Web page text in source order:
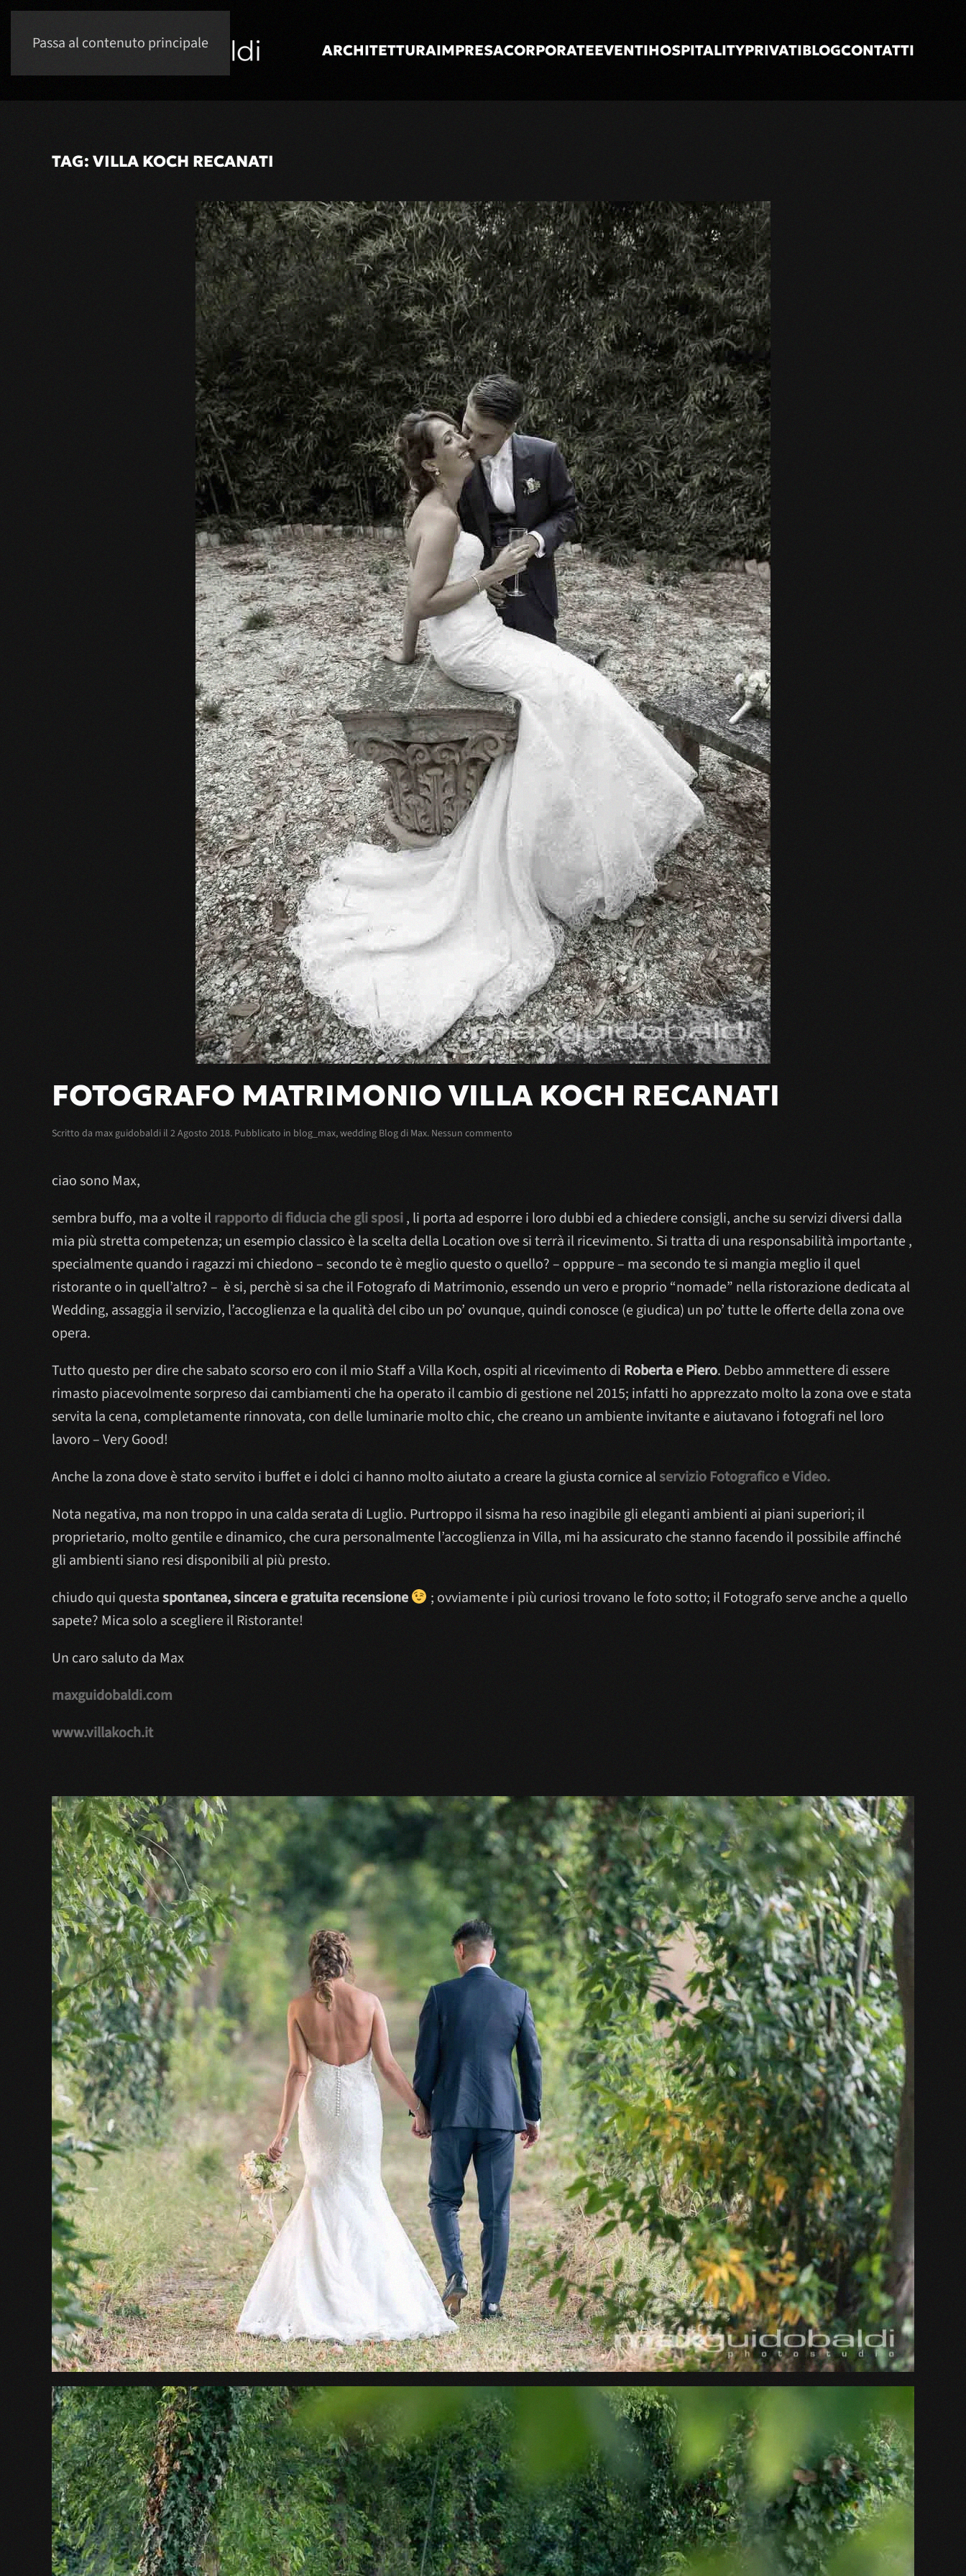
Passa al contenuto principale ARCHITETTURAIMPRESACORPORATEEVENTIHOSPITALITYPRIVATIBLOGCONTATTI
TAG: VILLA KOCH RECANATI
FOTOGRAFO MATRIMONIO VILLA KOCH RECANATI
Scritto da max guidobaldi il 2 Agosto 2018. Pubblicato in blog_max,wedding Blog di Max. Nessun commento
ciao sono Max,
sembra buffo, ma a volte ilrapporto di fiducia che gli sposi, li porta ad esporre i loro dubbi ed a chiedere consigli, anche su servizi diversi dalla
mia più stretta competenza; un esempio classico è la scelta della Location ove si terrà il ricevimento. Si tratta di una responsabilità importante ,
specialmente quando i ragazzi mi chiedono – secondo te è meglio questo o quello? – opppure – ma secondo te si mangia meglio il quel
ristorante o in quell’altro? – è si, perchè si sa che il Fotografo di Matrimonio, essendo un vero e proprio “nomade” nella ristorazione dedicata al
Wedding, assaggia il servizio, l’accoglienza e la qualità del cibo un po’ ovunque, quindi conosce (e giudica) un po’ tutte le offerte della zona ove
opera.
Tutto questo per dire che sabato scorso ero con il mio Staff a Villa Koch, ospiti al ricevimento di Roberta e Piero. Debbo ammettere di essere
rimasto piacevolmente sorpreso dai cambiamenti che ha operato il cambio di gestione nel 2015; infatti ho apprezzato molto la zona ove e stata
servita la cena, completamente rinnovata, con delle luminarie molto chic, che creano un ambiente invitante e aiutavano i fotografi nel loro
lavoro – Very Good!
Anche la zona dove è stato servito i buffet e i dolci ci hanno molto aiutato a creare la giusta cornice alservizio Fotografico e Video.
Nota negativa, ma non troppo in una calda serata di Luglio. Purtroppo il sisma ha reso inagibile gli eleganti ambienti ai piani superiori; il
proprietario, molto gentile e dinamico, che cura personalmente l’accoglienza in Villa, mi ha assicurato che stanno facendo il possibile affinché
gli ambienti siano resi disponibili al più presto.
chiudo qui questaspontanea, sincera e gratuita recensione
; ovviamente i più curiosi trovano le foto sotto; il Fotografo serve anche a quello
sapete? Mica solo a scegliere il Ristorante!
Un caro saluto da Max
maxguidobaldi.com
www.villakoch.it